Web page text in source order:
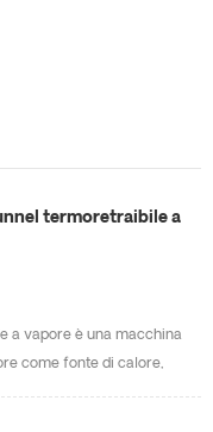
modo che il materiale di
prodotto. Le merci
termoretraibile a
a vapore è una macchina
come fonte di calore,
per maniche , ha le